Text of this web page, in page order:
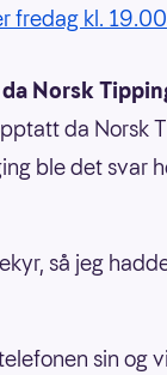
fredag kl. 19.00
Norsk
da Norsk
ble det svar
så jeg
sin og